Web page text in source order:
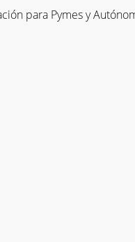
para Pymes y